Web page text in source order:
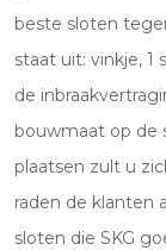
beste sloten
staat uit: vinkje, 1
de
bouwmaat op de
plaatsen zult u
raden de klanten
sloten die SKG